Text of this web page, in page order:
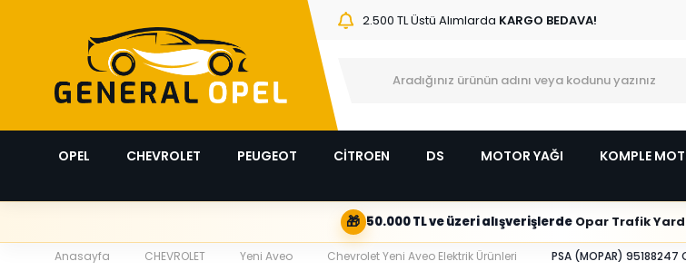
2.500 TL Üstü Alımlarda KARGO BEDAVA!
OPEL CHEVROLET PEUGEOT CİTROEN DS MOTOR YAĞI KOMPLE
🎁 50.000 TL ve üzeri alışverişlerdeOpar Trafik
Anasayfa CHEVROLET Yeni Aveo Chevrolet Yeni Aveo Elektrik Ürünleri PSA (MOPAR)